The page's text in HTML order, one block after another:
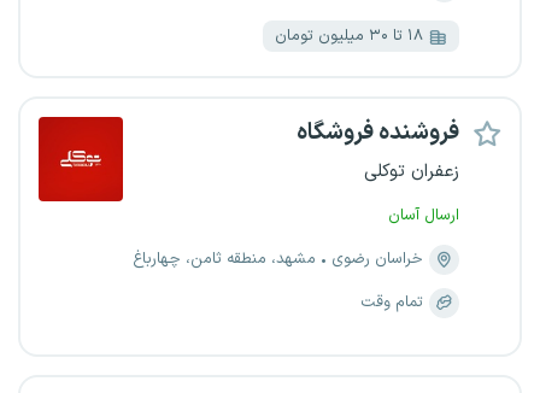
۱۸ تا ۳۰ میلیون تومان
فروشنده فروشگاه
زعفران توکلی
ارسال آسان
خراسان رضوی
مشهد، منطقه ثامن، چهارباغ
تمام وقت